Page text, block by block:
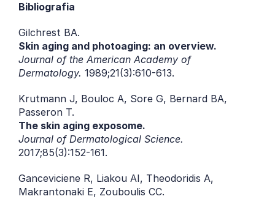
Bibliografia
Gilchrest BA.
Skin aging and photoaging: an overview.
Journal of the American Academy of
Dermatology. 1989;21(3):610-613.
Krutmann J, Bouloc A, Sore G, Bernard BA,
Passeron T.
The skin aging exposome.
Journal of Dermatological Science.
2017;85(3):152-161.
Ganceviciene R, Liakou AI, Theodoridis A,
Makrantonaki E, Zouboulis CC.